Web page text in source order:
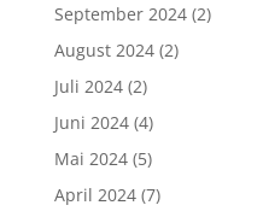
September 2024(2)
August 2024(2)
Juli 2024(2)
Juni 2024(4)
Mai 2024(5)
April 2024(7)